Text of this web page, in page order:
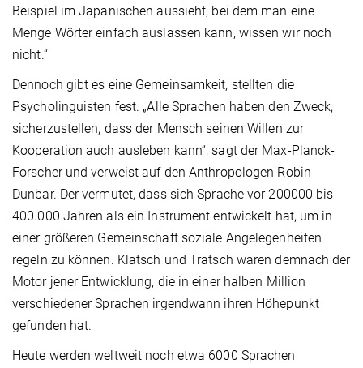
Beispiel im Japanischen aussieht, bei dem man eine
Menge Wörter einfach auslassen kann, wissen wir noch
nicht.“
Dennoch gibt es eine Gemeinsamkeit, stellten die
Psycholinguisten fest. „Alle Sprachen haben den Zweck,
sicherzustellen, dass der Mensch seinen Willen zur
Kooperation auch ausleben kann“, sagt der Max-Planck-
Forscher und verweist auf den Anthropologen Robin
Dunbar. Der vermutet, dass sich Sprache vor 200000 bis
400.000 Jahren als ein Instrument entwickelt hat, um in
einer größeren Gemeinschaft soziale Angelegenheiten
regeln zu können. Klatsch und Tratsch waren demnach der
Motor jener Entwicklung, die in einer halben Million
verschiedener Sprachen irgendwann ihren Höhepunkt
gefunden hat.
Heute werden weltweit noch etwa 6000 Sprachen